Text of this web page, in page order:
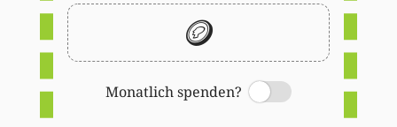
🪙
Monatlich spenden?
Switch